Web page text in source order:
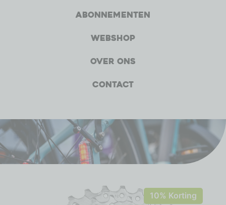
Abonnementen
Webshop
Over ons
Contact
10% Korting